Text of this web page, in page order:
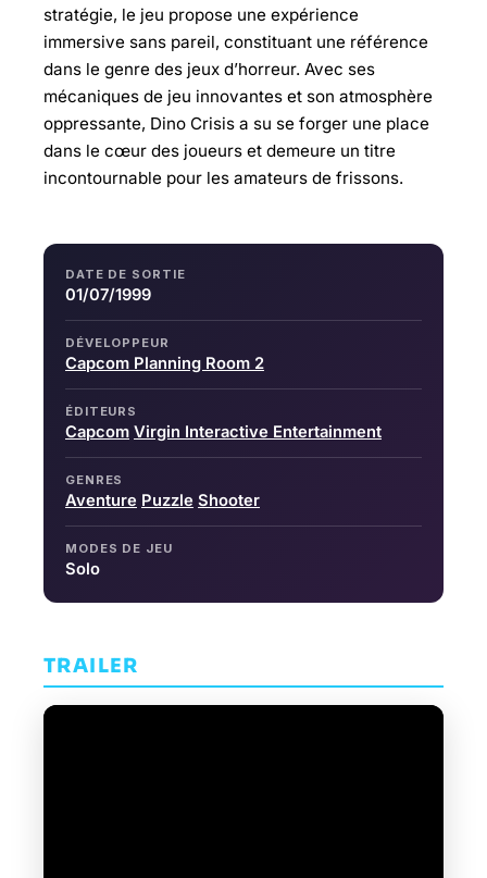
stratégie, le jeu propose une expérience
immersive sans pareil, constituant une référence
dans le genre des jeux d’horreur. Avec ses
mécaniques de jeu innovantes et son atmosphère
oppressante, Dino Crisis a su se forger une place
dans le cœur des joueurs et demeure un titre
incontournable pour les amateurs de frissons.
DATE DE SORTIE
01/07/1999
DÉVELOPPEUR
Capcom Planning Room 2
ÉDITEURS
Capcom Virgin Interactive Entertainment
GENRES
Aventure Puzzle Shooter
MODES DE JEU
Solo
TRAILER